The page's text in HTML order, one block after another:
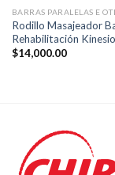
BARRAS PARALELAS E
Rodillo Masajeador
Rehabilitación
$14,000.00